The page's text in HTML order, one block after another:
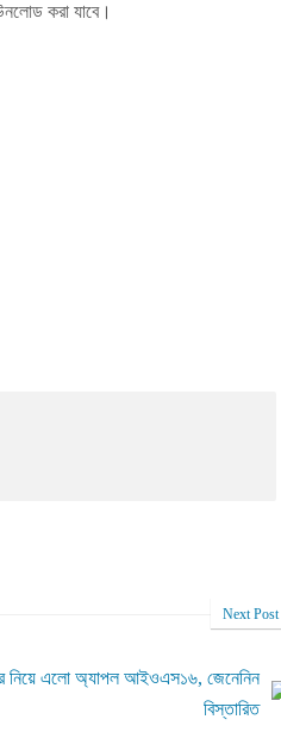
করা যাবে।
Next Post
নিয়ে এলো অ্যাপল আইওএস১৬, জেনেনিন
বিস্তারিত